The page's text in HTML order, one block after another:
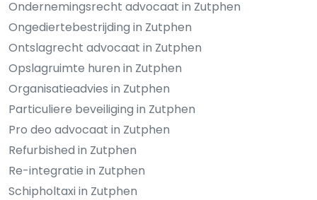
Ondernemingsrecht advocaat in Zutphen
Ongediertebestrijding in Zutphen
Ontslagrecht advocaat in Zutphen
Opslagruimte huren in Zutphen
Organisatieadvies in Zutphen
Particuliere beveiliging in Zutphen
Pro deo advocaat in Zutphen
Refurbished in Zutphen
Re-integratie in Zutphen
Schipholtaxi in Zutphen